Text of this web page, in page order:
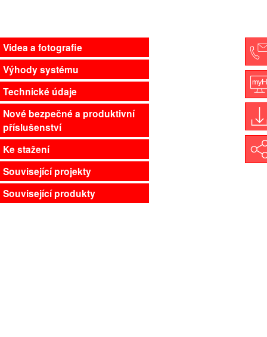
Videa a fotografie
Výhody systému
Technické údaje
Nové bezpečné a produktivní
příslušenství
Ke stažení
Související projekty
Související produkty